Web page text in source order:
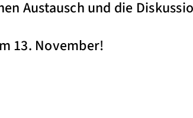
Austausch und die
13. November!